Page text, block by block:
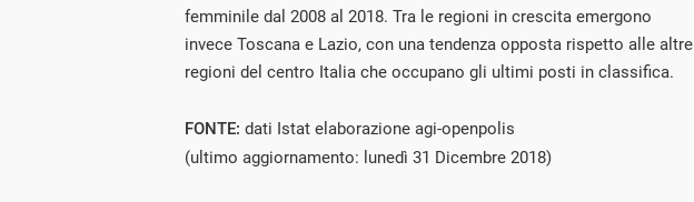
femminile dal 2008 al 2018. Tra le regioni in crescita emergono
invece Toscana e Lazio, con una tendenza opposta rispetto alle altre
regioni del centro Italia che occupano gli ultimi posti in classifica.
FONTE: dati Istat elaborazione agi-openpolis
(ultimo aggiornamento: lunedì 31 Dicembre 2018)